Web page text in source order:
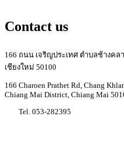
Contact us
166 ถนน เจริญประเทศ ตำบลช้างคล
เชียงใหม่ 50100
166 Charoen Prathet Rd, Chang
Chiang Mai District, Chiang Mai
Tel. 053-282395